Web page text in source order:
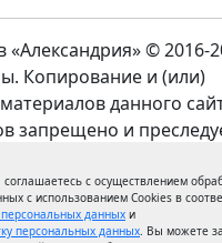
«Александрия» © 2016-
Копирование и (или)
данного
запрещено и
носит
характер и ни при
офертой,
с осуществлением
с использованием Cookies в
данных и
персональных данных. Вы можете